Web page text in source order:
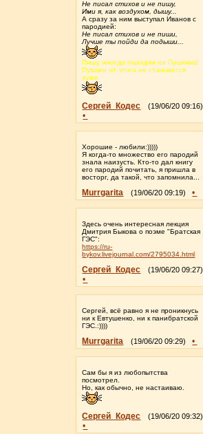
Не писал стихов и не пишу,
Ими я, как воздухом, дышу...
А сразу за ним выступал Иванов с
пародией:
Не писал стихов и не пиши,
Лучше ты пойди да подыши...
Пишу иногда пародии на Пушкина!
Пушкин от этого не становится
хуже.
Сергей_Кодес (19/06/20 09:16)
•
Хорошие - любили:)))))
Я когда-то множество его пародий
знала наизусть. Кто-то дал книгу
его пародий почитать, я пришла в
восторг, да такой, что запомнила...
Murrgarita (19/06/20 09:19) •
Здесь очень интересная лекция
Дмитрия Быкова о поэме "Братская
ГЭС":
https://ru-
bykov.livejournal.com/2795034.html
Сергей_Кодес (19/06/20 09:27)
•
Сергей, всё равно я не проникнусь
ни к Евтушенко, ни к панибратской
ГЭС.:))))
Murrgarita (19/06/20 09:29) •
Сам бы я из любопытства
посмотрел.
Но, как обычно, не настаиваю.
Сергей_Кодес (19/06/20 09:32)
•